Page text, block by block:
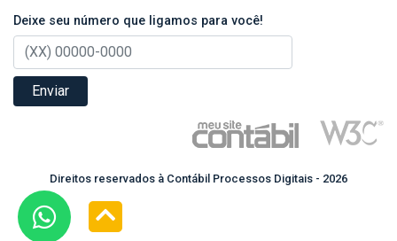
Deixe seu número que ligamos para você!
Enviar
Direitos reservados à Contábil Processos Digitais - 2026